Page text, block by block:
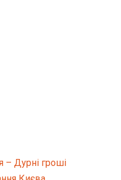
– Дурні гроші